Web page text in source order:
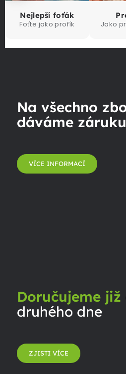
Nejlepší foťák
Foťte jako profík
Jako
Na všechno
dáváme záruku
VÍCE INFORMACÍ
Doručujeme již
druhého dne
ZJISTI VÍCE